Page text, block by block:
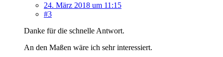
24. März 2018 um 11:15
#3
Danke für die schnelle Antwort.
An den Maßen wäre ich sehr interessiert.